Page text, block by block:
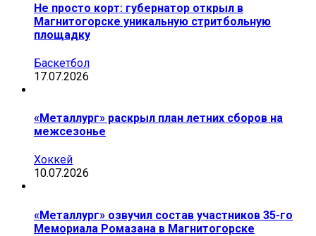
Не просто корт: губернатор открыл в
Магнитогорске уникальную стритбольную
площадку
Баскетбол
17.07.2026
«Металлург» раскрыл план летних сборов на
межсезонье
Хоккей
10.07.2026
«Металлург» озвучил состав участников 35-го
Мемориала Ромазана в Магнитогорске